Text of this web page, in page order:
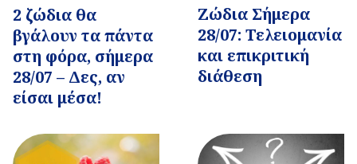
2 ζώδια θα
βγάλουν τα πάντα
στη φόρα, σήμερα
28/07 – Δες, αν
είσαι μέσα!
Ζώδια Σήμερα
28/07: Τελειομανία
και επικριτική
διάθεση